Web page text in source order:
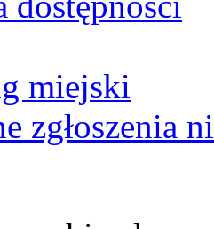
miejski
zgłoszenia